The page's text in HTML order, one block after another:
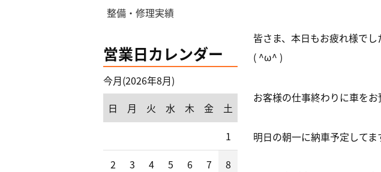
皆さま、本日もお疲れ様でし
( ^ω^ )
お客様の仕事終わりに車を
明日の朝一に納車予定して
整備・修理実績
営業日カレンダー
今月(2026年8月)
日
月 火 水 木 金
土
1
2
3 4 5 6 7
8